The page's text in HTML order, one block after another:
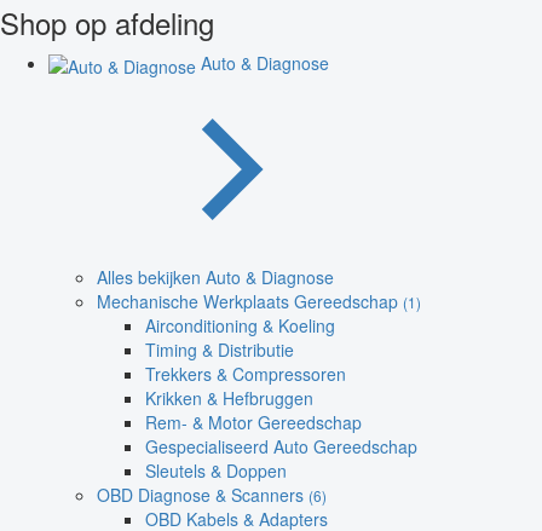
Shop op afdeling
Auto & Diagnose
Alles bekijken Auto & Diagnose
Mechanische Werkplaats Gereedschap (1)
Airconditioning & Koeling
Timing & Distributie
Trekkers & Compressoren
Krikken & Hefbruggen
Rem- & Motor Gereedschap
Gespecialiseerd Auto Gereedschap
Sleutels & Doppen
OBD Diagnose & Scanners (6)
OBD Kabels & Adapters